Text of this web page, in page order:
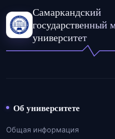
Самаркандский
государственный
университет
Об университете
Общая информация